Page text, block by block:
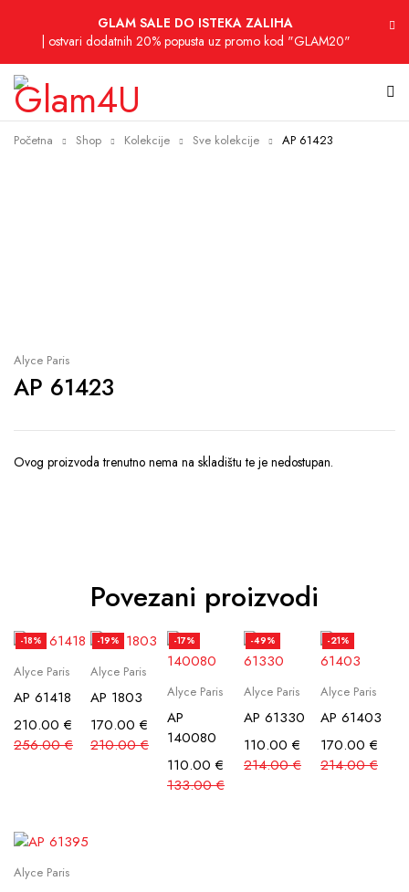
GLAM SALE DO ISTEKA ZALIHA
| ostvari dodatnih 20% popusta uz promo kod "GLAM20"
Početna Shop Kolekcije Sve kolekcije AP 61423
Alyce Paris
AP 61423
Ovog proizvoda trenutno nema na skladištu te je nedostupan.
Povezani proizvodi
-18%
Alyce Paris
AP 61418
256.00€
210.00 €
-19%
Alyce Paris
AP 1803
210.00€
170.00 €
-17%
Alyce Paris
AP
140080
133.00€
110.00 €
-49%
Alyce Paris
AP 61330
214.00€
110.00 €
-21%
Alyce Paris
AP 61403
214.00€
170.00 €
Alyce Paris